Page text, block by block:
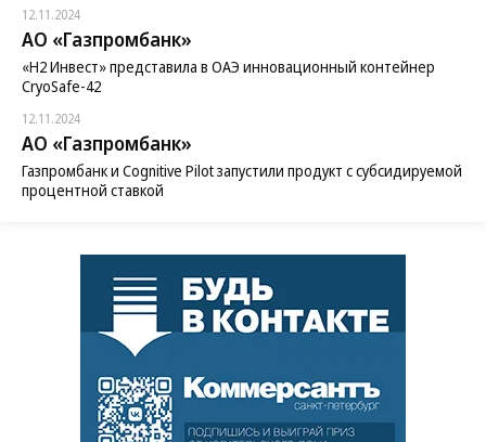
12.11.2024
АО «Газпромбанк»
«H2 Инвест» представила в ОАЭ инновационный контейнер
CryoSafe-42
12.11.2024
АО «Газпромбанк»
Газпромбанк и Cognitive Pilot запустили продукт с субсидируемой
процентной ставкой